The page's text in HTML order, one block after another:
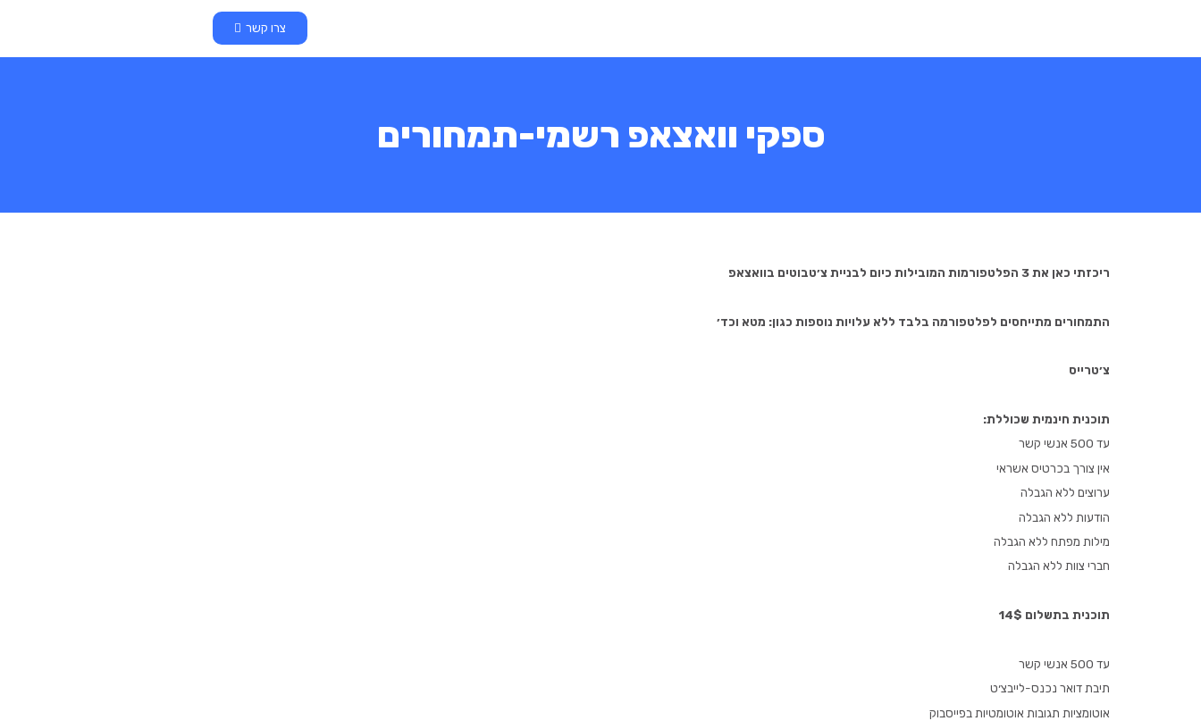
צרו קשר
ספקי וואצאפ רשמי-תמחורים
ריכזתי כאן את 3 הפלטפורמות המובילות כיום לבניית צ׳טבוטים בוואצאפ
התמחורים מתייחסים לפלטפורמה בלבד ללא עלויות נוספות כגון: מטא וכד׳
צ׳טרייס
תוכנית חינמית שכוללת:
עד 500 אנשי קשר
אין צורך בכרטיס אשראי
ערוצים ללא הגבלה
הודעות ללא הגבלה
מילות מפתח ללא הגבלה
חברי צוות ללא הגבלה
תוכנית בתשלום 14$
עד 500 אנשי קשר
תיבת דואר נכנס-לייבצ׳ט
אוטומציות תגובות אוטומטיות בפייסבוק